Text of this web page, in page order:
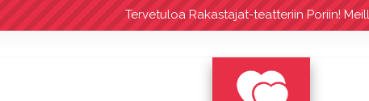
Tervetuloa Rakastajat-teatteriin Poriin!